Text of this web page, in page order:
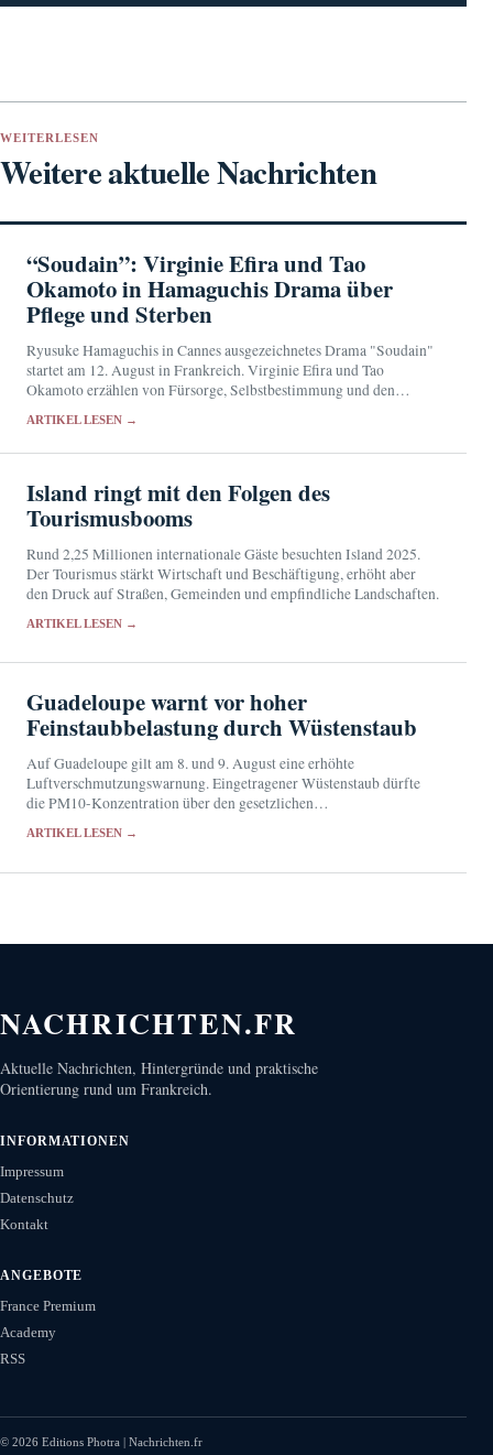
WEITERLESEN
Weitere aktuelle Nachrichten
“Soudain”: Virginie Efira und Tao
Okamoto in Hamaguchis Drama über
Pflege und Sterben
Ryusuke Hamaguchis in Cannes ausgezeichnetes Drama "Soudain"
startet am 12. August in Frankreich. Virginie Efira und Tao
Okamoto erzählen von Fürsorge, Selbstbestimmung und den
ARTIKEL LESEN →
Island ringt mit den Folgen des
Tourismusbooms
Rund 2,25 Millionen internationale Gäste besuchten Island 2025.
Der Tourismus stärkt Wirtschaft und Beschäftigung, erhöht aber
den Druck auf Straßen, Gemeinden und empfindliche Landschaften.
ARTIKEL LESEN →
Guadeloupe warnt vor hoher
Feinstaubbelastung durch Wüstenstaub
Auf Guadeloupe gilt am 8. und 9. August eine erhöhte
Luftverschmutzungswarnung. Eingetragener Wüstenstaub dürfte
die PM10-Konzentration über den gesetzlichen
ARTIKEL LESEN →
NACHRICHTEN.FR
Aktuelle Nachrichten, Hintergründe und praktische
Orientierung rund um Frankreich.
INFORMATIONEN
Impressum
Datenschutz
Kontakt
ANGEBOTE
France Premium
Academy
RSS
© 2026 Editions Photra | Nachrichten.fr